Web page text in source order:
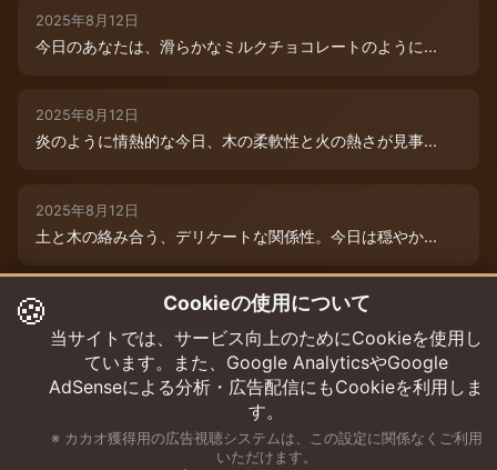
2025年8月12日
今日のあなたは、滑らかなミルクチョコレートのように...
2025年8月12日
炎のように情熱的な今日、木の柔軟性と火の熱さが見事...
2025年8月12日
土と木の絡み合う、デリケートな関係性。今日は穏やか...
2025年8月12日
本日は、木と水の絶妙な相生エネルギーが、あなたの可...
🍪 Cookieの使用について
当サイトでは、サービス向上のためにCookieを使用し
ています。また、Google AnalyticsやGoogle
AdSenseによる分析・広告配信にもCookieを利用しま
す。
※ カカオ獲得用の広告視聴システムは、この設定に関係なくご利用
いただけます。